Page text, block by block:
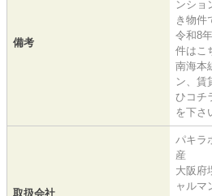
備考
ンショ
き物件
令和8
件はこ
南海本
ン、賃
ひコチ
を下さ
取扱会社
パキラ
産
大阪府
ャルマ